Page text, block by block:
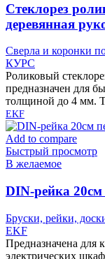
Cтеклорез
деревянная
Сверла и коронки
КУРС
Роликовый
предназначен для
толщиной до 4 мм.
EKF
Add to compare
Быстрый просмотр
В желаемое
DIN-рейка
Бруски, рейки,
EKF
Предназначена для
электрических